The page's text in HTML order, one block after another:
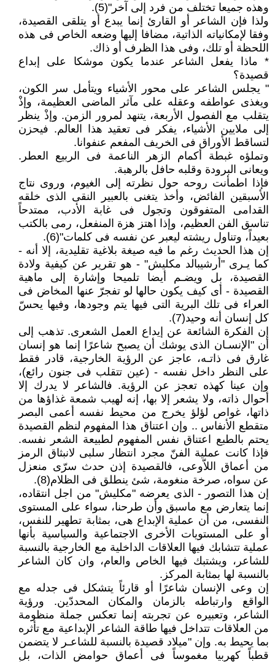
وهذه جميعا تختلف من فرد إلى آخر"(5).
ولذا فإن الشاعر أو القارئ إنما يبدع أو يتلقى القصيدة،
وفقا لإمكانياته الذاتية، مضافا إليها وضعه الخاص فى هذه
اللحظة أو تلك، وفى هذا الظرف أو ذاك.
* ماذا يفعل الشاعر عندما يكون موشكا على إبداع
قصيدة؟
" يجلس الشاعر على محور الأشياء ويتأمل سر الكون،
ويغذى عواطفه وعقله على مآثر الماضى العظيمة، وإذْ
يتقلب مع الفصول الأربعة، يتنهد لمرور الزمن. وإذْ ينظر
إلى ملايين الأشياء، يفكر فى تعقيد هذا العالم. فيحزن
لتساقط الأوراق فى الخريف المفعم عنفوانا.
وتملؤه غبطة أكمام الزهر الناعمة فى الربيع العطر.
ويعانى البرودة وقلبه حافل بالرهبة.
فإذا اطمأنت روحه حول نظرته إلى الغيوم، وروى نتاج
الأسبقين الفائض، وأخذ يتغنى بالعبير النقى الذى خلقه
القدامى المتفوقون وتجول فى غابة الأدب، ممتدحاً
تناسق الفن العظيم، وإذا اهتز هزة المنفعل، رمى بالكتب
بعيداً، وتناول ريشته ليعبر عن نفسه فى كلمات"(6).
إن هذا الحديث رغم ما فيه صيغة بلاغية تقليدية، إلا أنه -
كما يـرى "أرشيبالد مكليش" - هو تقرير عن كيفية ولادة
القصيدة، بل ويضـم أيضا تلميحا وإشارة إلى ماهية
القصيدة - أى كيف يكون حالها لو تفجرّ عنها المخاض فى
العراء فى تلك البرية التى فيها يتم وجودها، وفيها يحسّ
كل إنسان أنه وحيد(7).
إن الفكرة الشائعة عن إيداع العمل الشعرى. تذهب إلى
أن "الإنسـان الذى يوشك أن يصبح شاعرًا إنما هو إنسان
غارق فى ذاتـه، عاجز عن الرؤية الخارجية، قادر فقط
على النظر داخل نفسه - (عين تتقلب فى جنون رائع)،
وإن عينا كهذه تعجز عن الرؤية. فالشاعر لا يدرك إلا
أحوال ذاته، ولا يشعر إلا بها، إنه لهيب شمعة غذاؤها من
ذاتها، غواص لؤلؤ يخرج من محيط نفسه أعمى البصر
متقطع الأنفاس .. وإن اعتناق هذا المفهوم لنظم القصيدة
يحتم بالطبع اعتناق نفس المفهوم لطبيعة الشعر نفسه.
فإذا كانت عملية الفنّ مجرد انتظار سلبى لانبثاق الرمز
من أعماق اللاّوعى، فالقصيدة إذن حدث سرّى منعزل
عن سواه، صرخة منغومة، شئ ينطلق فى الظلام(8).
إن هذا التصور - الذى يعرضه "مكليش" من اجل انتقاده،
إنما يتعارض مع ماسبق وأن طرحنا، سواء على المستوى
النفسى، من أن عملية الإبداع هى، بمثابة تطهير للنفس،
أو على المستويات الأخرى الاجتماعية والسياسية بأنها
عملية تتشابك فيها العلاقات الداخلية مع الخارجية بالنسبة
للشاعر، ويشتبك فيها الخاص والعام، وان كان الشاعر
بالنسبة لها بمثابة المركز.
إن وعى الإنسان شاعرًا أو قارئاً يتشكل فى جدله مع
الواقع وارتباطه بالزمان والمكان المحددّين. ورؤية
الشاعر، وتعبيره عن تجربته إنما تعكس جملة منظومة
من العلاقات تتداخل فيها طاقة الشاعر الإبداعية مع تأثره
بما يحيط به. وإن "ميلاد قصيدة بالنسبة للشاعـر لا يتضمن
قطباً كهربيا مغموساً فى أعماق حوامض الذات، بل